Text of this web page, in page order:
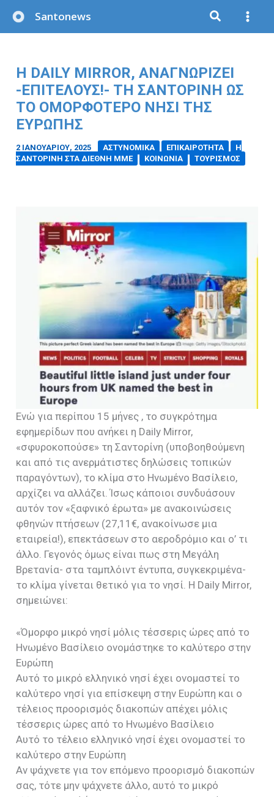
στο
Santonews
Η DAILY MIRROR, ΑΝΑΓΝΩΡΊΖΕΙ
-ΕΠΙΤΈΛΟΥΣ!- ΤΗ ΣΑΝΤΟΡΊΝΗ ΩΣ
ΤΟ ΟΜΟΡΦΌΤΕΡΟ ΝΗΣΊ ΤΗΣ
ΕΥΡΏΠΗΣ
2 ΙΑΝΟΥΑΡΊΟΥ, 2025 ΑΣΤΥΝΟΜΙΚΑ ΕΠΙΚΑΙΡΟΤΗΤΑ
Η
ΣΑΝΤΟΡΙΝΗ ΣΤΑ ΔΙΕΘΝΗ ΜΜΕ
ΚΟΙΝΩΝΙΑ ΤΟΥΡΙΣΜΟΣ
Ενώ για περίπου 15 μήνες , το συγκρότημα
εφημερίδων που ανήκει η Daily Mirror,
«σφυροκοπούσε» τη Σαντορίνη (υποβοηθούμενη
και από τις ανερμάτιστες δηλώσεις τοπικών
παραγόντων), το κλίμα στο Ηνωμένο Βασίλειο,
αρχίζει να αλλάζει. Ίσως κάποιοι συνδυάσουν
αυτόν τον «ξαφνικό έρωτα» με ανακοινώσεις
φθηνών πτήσεων (27,11€, ανακοίνωσε μια
εταιρεία!), επεκτάσεων στο αεροδρόμιο και ο’ τι
άλλο. Γεγονός όμως είναι πως στη Μεγάλη
Βρετανία- στα ταμπλόιντ έντυπα, συγκεκριμένα-
το κλίμα γίνεται θετικό για το νησί. Η Daily Mirror,
σημειώνει:
«Όμορφο μικρό νησί μόλις τέσσερις ώρες από το
Ηνωμένο Βασίλειο ονομάστηκε το καλύτερο στην
Ευρώπη
Αυτό το μικρό ελληνικό νησί έχει ονομαστεί το
καλύτερο νησί για επίσκεψη στην Ευρώπη και ο
τέλειος προορισμός διακοπών απέχει μόλις
τέσσερις ώρες από το Ηνωμένο Βασίλειο
Αυτό το τέλειο ελληνικό νησί έχει ονομαστεί το
καλύτερο στην Ευρώπη
Αν ψάχνετε για τον επόμενο προορισμό διακοπών
σας, τότε μην ψάχνετε άλλο, αυτό το μικρό